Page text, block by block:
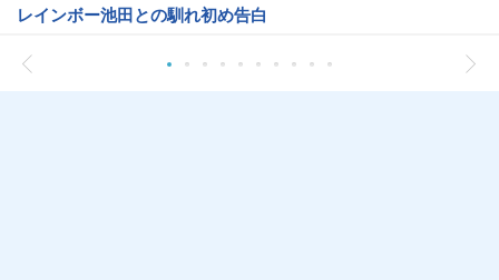
レインボー池田との馴れ初め告白